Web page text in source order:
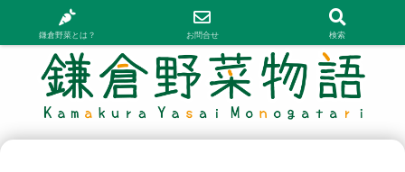
鎌倉野菜とは？ お問合せ 検索